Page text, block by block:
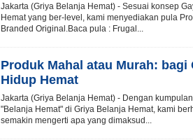
Jakarta (Griya Belanja Hemat) - Sesuai konsep
Hemat yang ber-level, kami menyediakan pula
Branded Original.Baca pula : Frugal...
Produk Mahal atau Murah: bagi
Hidup Hemat
Jakarta (Griya Belanja Hemat) - Dengan
"Belanja Hemat" di Griya Belanja Hemat, kami
semakin mengerti apa yang dimaksud...